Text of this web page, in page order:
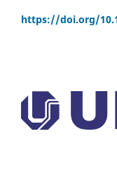
https://doi.org/